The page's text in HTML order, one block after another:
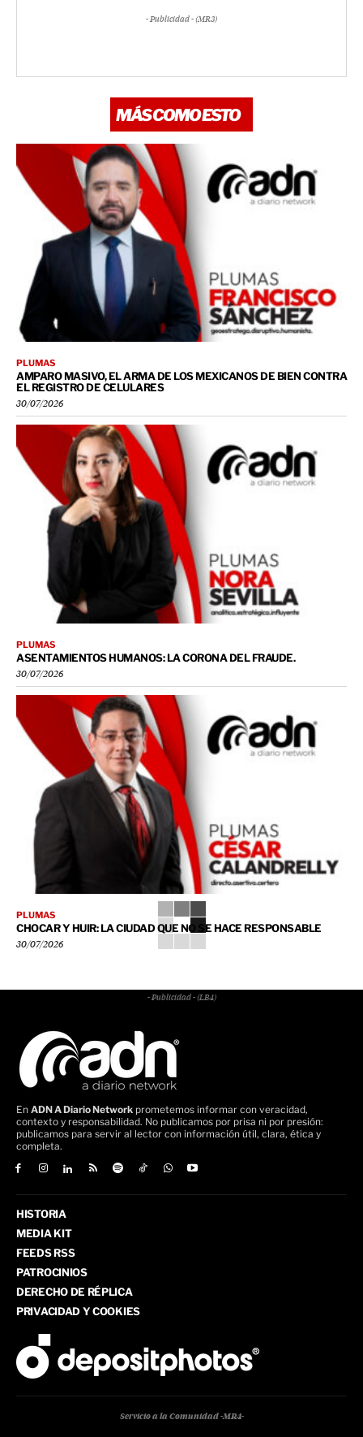
- Publicidad - (MR3)
MÁS COMO ESTO
PLUMAS
AMPARO MASIVO, EL ARMA DE LOS MEXICANOS DE BIEN CONTRA
EL REGISTRO DE CELULARES
30/07/2026
PLUMAS
ASENTAMIENTOS HUMANOS: LA CORONA DEL FRAUDE.
30/07/2026
PLUMAS
CHOCAR Y HUIR: LA CIUDAD QUE NO SE HACE RESPONSABLE
30/07/2026
- Publicidad - (LB4)
En ADN A Diario Network prometemos informar con veracidad,
contexto y responsabilidad. No publicamos por prisa ni por presión:
publicamos para servir al lector con información útil, clara, ética y
completa.
HISTORIA
MEDIA KIT
FEEDS RSS
PATROCINIOS
DERECHO DE RÉPLICA
PRIVACIDAD Y COOKIES
Servicio a la Comunidad -MR4-